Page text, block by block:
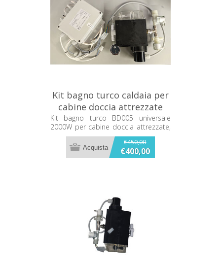
Kit bagno turco caldaia per
cabine doccia attrezzate
BD005
Kit bagno turco BD005 universale
2000W per cabine doccia attrezzate,
completo di tastiera e centralina.
€450,00
€400,00